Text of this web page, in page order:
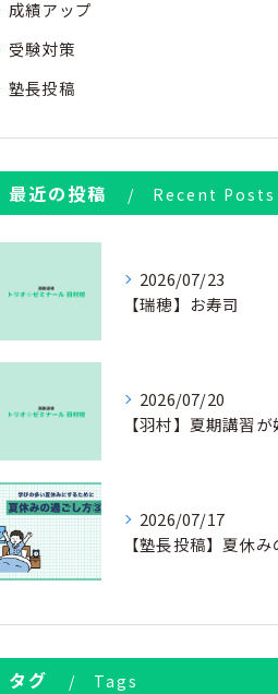
成績アップ
受験対策
塾長投稿
最近の投稿 Recent Posts
2026/07/23
【瑞穂】お寿司
2026/07/20
2026/07/17
タグ Tags